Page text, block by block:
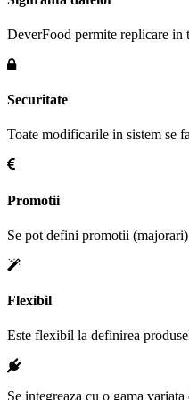
DeverFood permite replicare in
Securitate
Toate modificarile in sistem se
Promotii
Se pot defini promotii
Flexibil
Este flexibil la definirea
Se integreaza cu o gama